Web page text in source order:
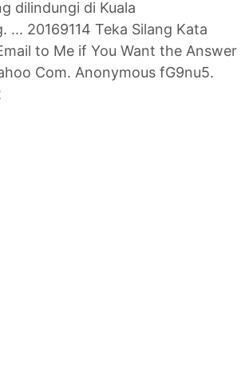
dilindungi di Kuala
... 20169114 Teka Silang Kata
to Me if You Want the Answer
Com. Anonymous fG9nu5.